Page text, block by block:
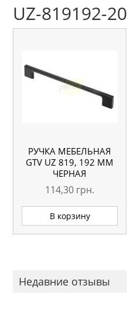
UZ-819192-20
РУЧКА МЕБЕЛЬНАЯ
GTV UZ 819, 192 ММ
ЧЕРНАЯ
114,30 грн.
В корзину
Недавние отзывы